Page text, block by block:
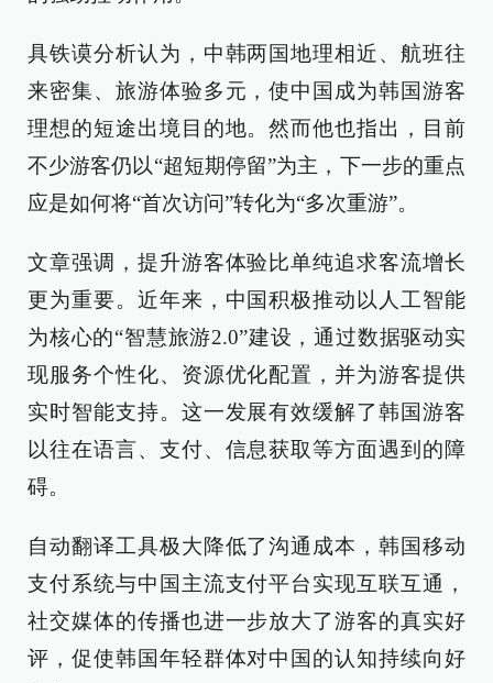
具铁谟分析认为，中韩两国地理相近、航班往
来密集、旅游体验多元，使中国成为韩国游客
理想的短途出境目的地。然而他也指出，目前
不少游客仍以“超短期停留”为主，下一步的重点
应是如何将“首次访问”转化为“多次重游”。
文章强调，提升游客体验比单纯追求客流增长
更为重要。近年来，中国积极推动以人工智能
为核心的“智慧旅游2.0”建设，通过数据驱动实
现服务个性化、资源优化配置，并为游客提供
实时智能支持。这一发展有效缓解了韩国游客
以往在语言、支付、信息获取等方面遇到的障
碍。
自动翻译工具极大降低了沟通成本，韩国移动
支付系统与中国主流支付平台实现互联互通，
社交媒体的传播也进一步放大了游客的真实好
评，促使韩国年轻群体对中国的认知持续向好